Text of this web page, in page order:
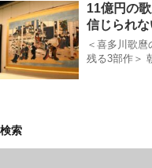
11億円の
信じられ
＜喜多川歌
残る3部作＞
検索